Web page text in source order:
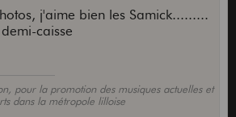
j'aime bien les Samick.........
caisse
pour la promotion des musiques actuelles et
dans la métropole lilloise